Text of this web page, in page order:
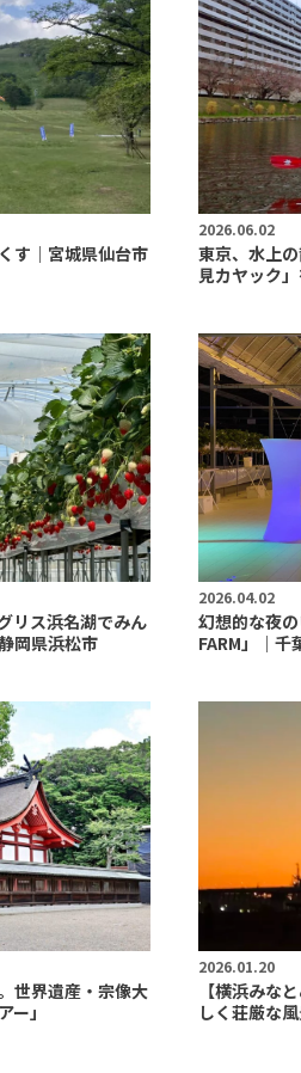
す｜宮城県仙台市
2026.06.02
東京、水上
見カヤック
リス浜名湖でみん
岡県浜松市
2026.04.02
幻想的な夜
FARM」｜千
世界遺産・宗像大
」
2026.01.20
【横浜みな
しく荘厳な